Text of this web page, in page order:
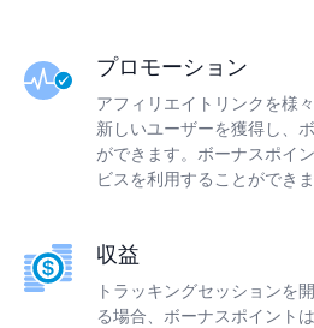
プロモーション
アフィリエイトリンクを様
新しいユーザーを獲得し、
ができます。ボーナスポイ
ビスを利用することができま
収益
トラッキングセッションを
る場合、ボーナスポイント